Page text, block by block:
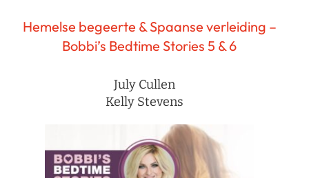
Hemelse begeerte & Spaanse verleiding –
Bobbi’s Bedtime Stories 5 & 6
July Cullen
Kelly Stevens